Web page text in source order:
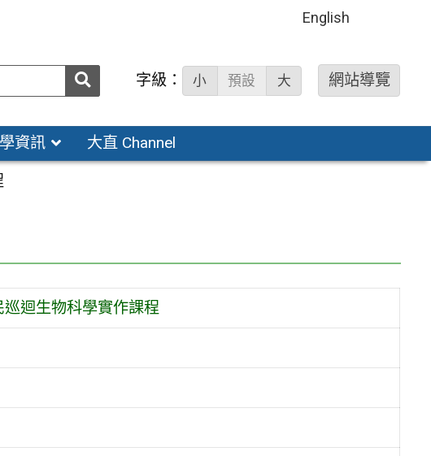
English
送出 字級： 小 預設 大 網站導覽
資訊 大直 Channel
迴生物科學實作課程